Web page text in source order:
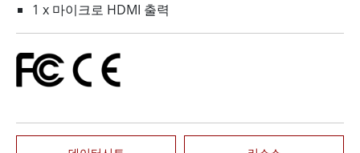
1 x 마이크로 HDMI 출력